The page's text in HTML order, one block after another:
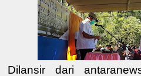
Dilansir dari